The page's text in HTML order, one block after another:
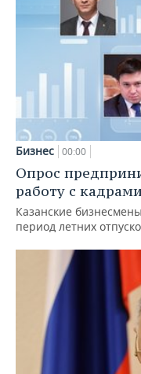
Бизнес 00:00
Опрос
работу с
Казанские
период летних